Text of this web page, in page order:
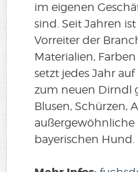
im eigenen
sind. Seit Jahren
Vorreiter der
Materialien,
setzt jedes Jahr auf
zum neuen Dirndl
Blusen, Schürzen,
außergewöhnliche
bayerischen Hund.